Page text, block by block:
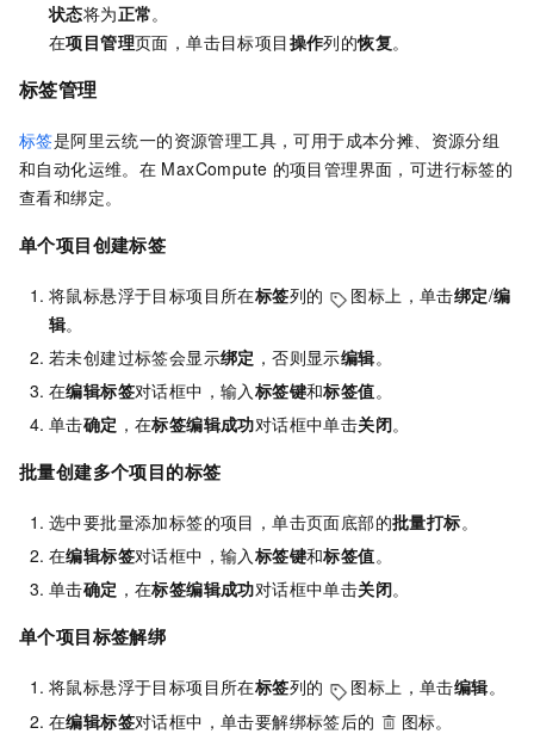
状态将为正常。
在项目管理页面，单击目标项目操作列的恢复。
标签管理
标签是阿里云统一的资源管理工具，可用于成本分摊、资源分组
和自动化运维。在 MaxCompute 的项目管理界面，可进行标签的
查看和绑定。
单个项目创建标签
将鼠标悬浮于目标项目所在标签列的 图标上，单击绑定/编
辑。
若未创建过标签会显示绑定 ，否则显示编辑。
在编辑标签对话框中，输入标签键和标签值。
单击确定 ，在标签编辑成功对话框中单击关闭。
批量创建多个项目的标签
选中要批量添加标签的项目，单击页面底部的批量打标。
在编辑标签对话框中，输入标签键和标签值。
单击确定 ，在标签编辑成功对话框中单击关闭。
单个项目标签解绑
将鼠标悬浮于目标项目所在标签列的 图标上，单击编辑。
在编辑标签对话框中，单击要解绑标签后的
图标。